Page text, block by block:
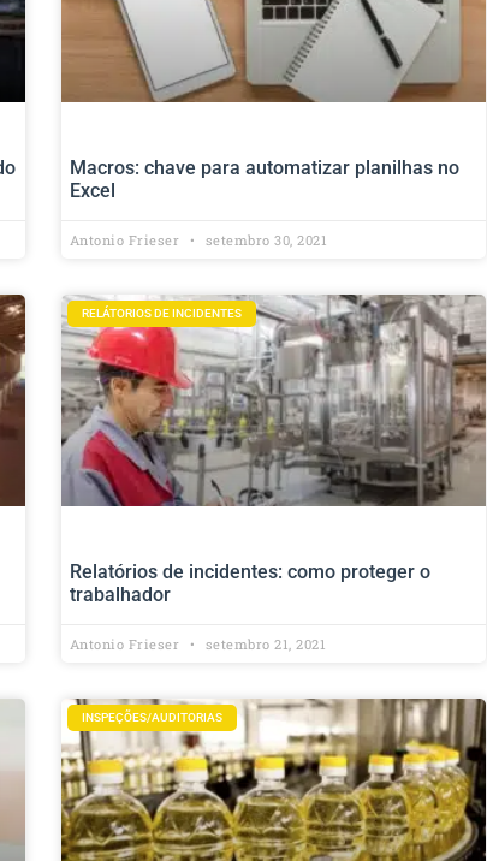
Macros: chave para automatizar planilhas no
Excel
Antonio Frieser setembro 30, 2021
RELÁTORIOS DE INCIDENTES
Relatórios de incidentes: como proteger o
trabalhador
Antonio Frieser setembro 21, 2021
INSPEÇÕES/AUDITORIAS